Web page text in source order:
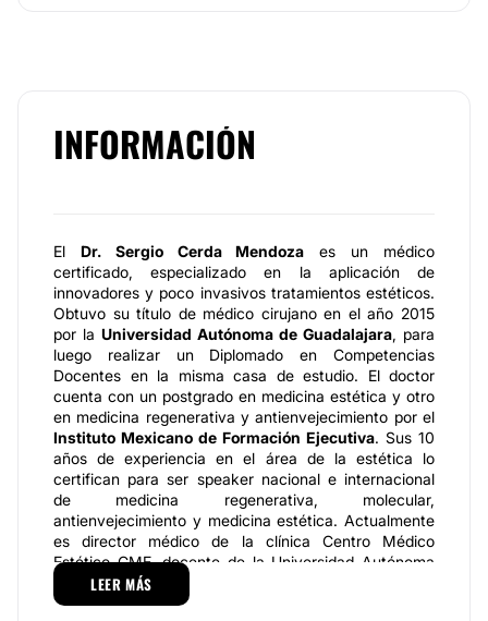
INFORMACIÓN
El Dr. Sergio Cerda Mendoza es un médico
certificado, especializado en la aplicación de
innovadores y poco invasivos tratamientos estéticos.
Obtuvo su título de médico cirujano en el año 2015
por la Universidad Autónoma de Guadalajara, para
luego realizar un Diplomado en Competencias
Docentes en la misma casa de estudio. El doctor
cuenta con un postgrado en medicina estética y otro
en medicina regenerativa y antienvejecimiento por el
Instituto Mexicano de Formación Ejecutiva. Sus 10
años de experiencia en el área de la estética lo
certifican para ser speaker nacional e internacional
de medicina regenerativa, molecular,
antienvejecimiento y medicina estética. Actualmente
es director médico de la clínica Centro Médico
Estético CME, docente de la Universidad Autónoma
de Guadalajara por la carrera de medicina y docente
del postgrado en Estética y Longevidad por EP de
LEER MÁS